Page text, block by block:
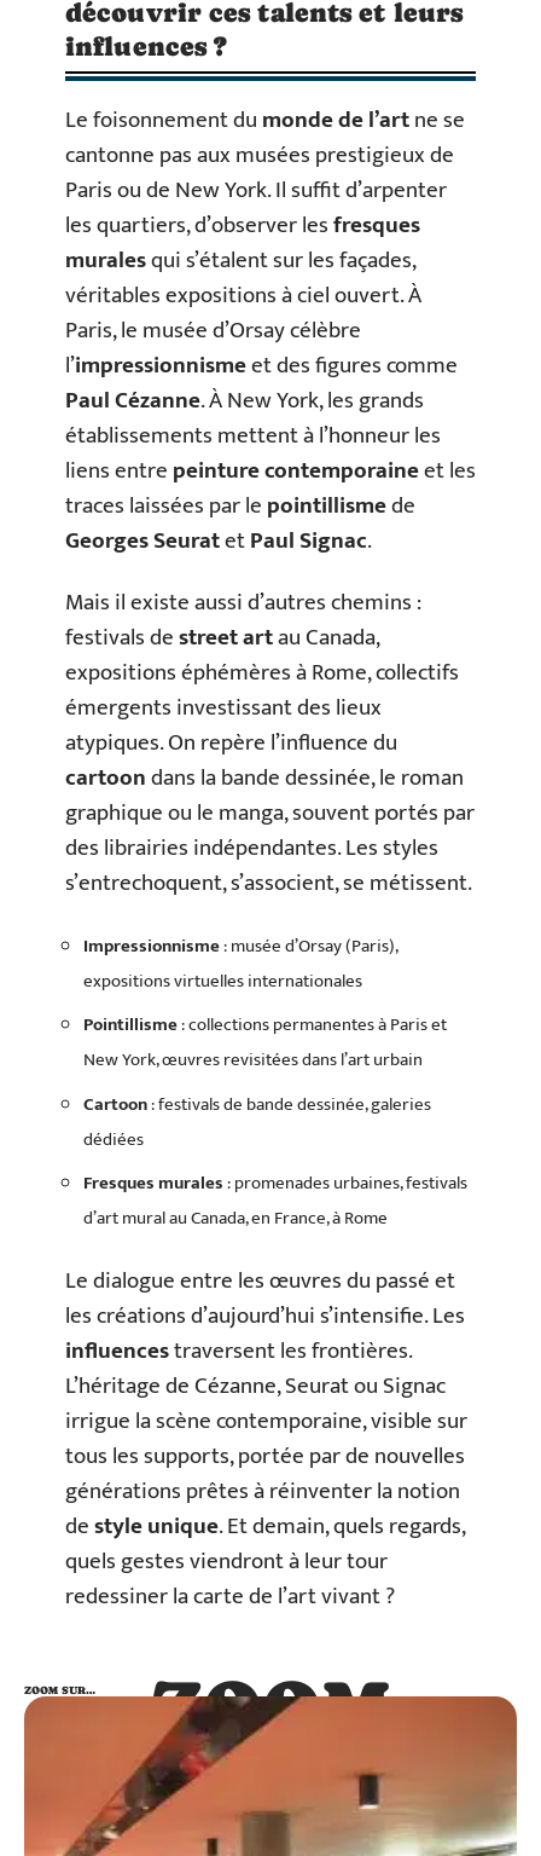
découvrir ces talents et leurs
influences ?
Le foisonnement dumonde de l’artne se
cantonne pas aux musées prestigieux de
Paris ou de New York. Il suffit d’arpenter
les quartiers, d’observer lesfresques
muralesqui s’étalent sur les façades,
véritables expositions à ciel ouvert. À
Paris, le musée d’Orsay célèbre
l’impressionnismeet des figures comme
Paul Cézanne. À New York, les grands
établissements mettent à l’honneur les
liens entrepeinture contemporaineet les
traces laissées par lepointillismede
Georges SeuratetPaul Signac.
Mais il existe aussi d’autres chemins :
festivals destreet artau Canada,
expositions éphémères à Rome, collectifs
émergents investissant des lieux
atypiques. On repère l’influence du
cartoondans la bande dessinée, le roman
graphique ou le manga, souvent portés par
des librairies indépendantes. Les styles
s’entrechoquent, s’associent, se métissent.
Impressionnisme: musée d’Orsay (Paris),
expositions virtuelles internationales
Pointillisme: collections permanentes à Paris et
New York, œuvres revisitées dans l’art urbain
Cartoon: festivals de bande dessinée, galeries
dédiées
Fresques murales: promenades urbaines, festivals
d’art mural au Canada, en France, à Rome
Le dialogue entre les œuvres du passé et
les créations d’aujourd’hui s’intensifie. Les
influencestraversent les frontières.
L’héritage de Cézanne, Seurat ou Signac
irrigue la scène contemporaine, visible sur
tous les supports, portée par de nouvelles
générations prêtes à réinventer la notion
destyle unique. Et demain, quels regards,
quels gestes viendront à leur tour
redessiner la carte de l’art vivant ?
ZOOM
SUR…
ZOOM SUR…